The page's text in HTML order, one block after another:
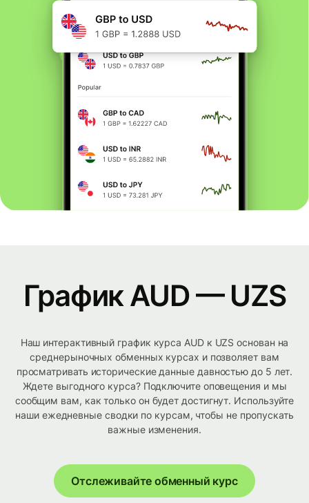
График AUD — UZS
Наш интерактивный график курса AUD к UZS основан на
среднерыночных обменных курсах и позволяет вам
просматривать исторические данные давностью до 5 лет.
Ждете выгодного курса? Подключите оповещения и мы
сообщим вам, как только он будет достигнут. Используйте
наши ежедневные сводки по курсам, чтобы не пропускать
важные изменения.
Отслеживайте обменный курс